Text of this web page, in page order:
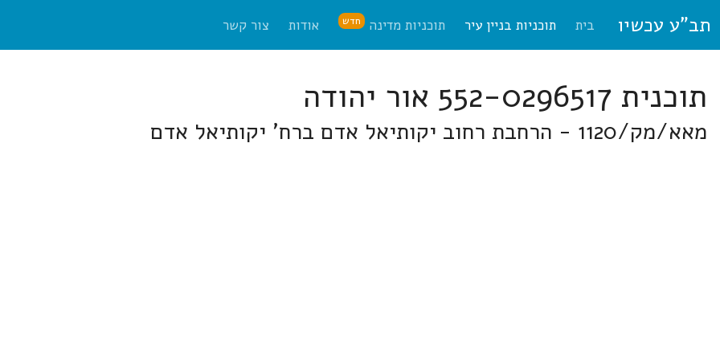
תב"ע עכשיו בית תוכניות בניין עיר תוכניות מדינה חדש אודות צור קשר
תוכנית 552-0296517 אור יהודה
מאא/מק/1120 - הרחבת רחוב יקותיאל אדם ברח' יקותיאל אדם